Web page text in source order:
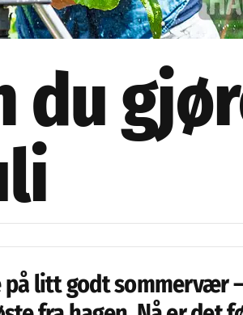
du
litt godt sommervær